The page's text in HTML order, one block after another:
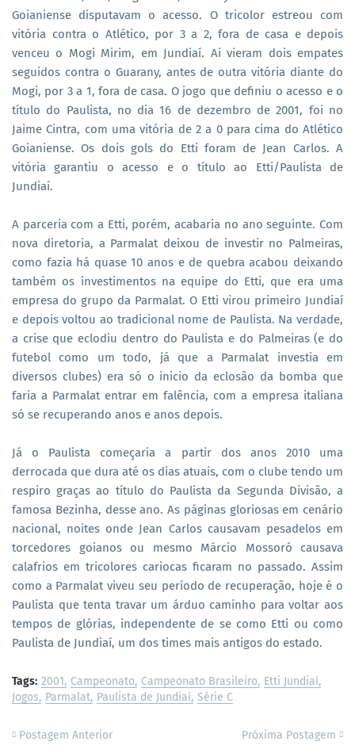
Goianiense disputavam o acesso. O tricolor estreou com
vitória contra o Atlético, por 3 a 2, fora de casa e depois
venceu o Mogi Mirim, em Jundiaí. Ai vieram dois empates
seguidos contra o Guarany, antes de outra vitória diante do
Mogi, por 3 a 1, fora de casa. O jogo que definiu o acesso e o
título do Paulista, no dia 16 de dezembro de 2001, foi no
Jaime Cintra, com uma vitória de 2 a 0 para cima do Atlético
Goianiense. Os dois gols do Etti foram de Jean Carlos. A
vitória garantiu o acesso e o título ao Etti/Paulista de
Jundiaí.
A parceria com a Etti, porém, acabaria no ano seguinte. Com
nova diretoria, a Parmalat deixou de investir no Palmeiras,
como fazia há quase 10 anos e de quebra acabou deixando
também os investimentos na equipe do Etti, que era uma
empresa do grupo da Parmalat. O Etti virou primeiro Jundiaí
e depois voltou ao tradicional nome de Paulista. Na verdade,
a crise que eclodiu dentro do Paulista e do Palmeiras (e do
futebol como um todo, já que a Parmalat investia em
diversos clubes) era só o inicio da eclosão da bomba que
faria a Parmalat entrar em falência, com a empresa italiana
só se recuperando anos e anos depois.
Já o Paulista começaria a partir dos anos 2010 uma
derrocada que dura até os dias atuais, com o clube tendo um
respiro graças ao título do Paulista da Segunda Divisão, a
famosa Bezinha, desse ano. As páginas gloriosas em cenário
nacional, noites onde Jean Carlos causavam pesadelos em
torcedores goianos ou mesmo Márcio Mossoró causava
calafrios em tricolores cariocas ficaram no passado. Assim
como a Parmalat viveu seu período de recuperação, hoje é o
Paulista que tenta travar um árduo caminho para voltar aos
tempos de glórias, independente de se como Etti ou como
Paulista de Jundiaí, um dos times mais antigos do estado.
Tags: 2001 Campeonato Campeonato Brasileiro Etti Jundiaí
Jogos Parmalat Paulista de Jundiaí Série C
Postagem Anterior Próxima Postagem